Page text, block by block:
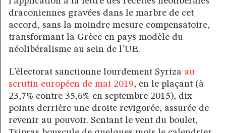
draconiennes gravées dans le marbre de cet
accord, sans la moindre mesure compensatoire,
transformant la Grèce en pays modèle du
néolibéralisme au sein de l’UE.
L’électorat sanctionne lourdement Syriza au
scrutin européen de mai 2019, en le plaçant (à
23,7% contre 35,6% en septembre 2015), dix
points derrière une droite revigorée, assurée de
revenir au pouvoir. Sentant le vent du boulet,